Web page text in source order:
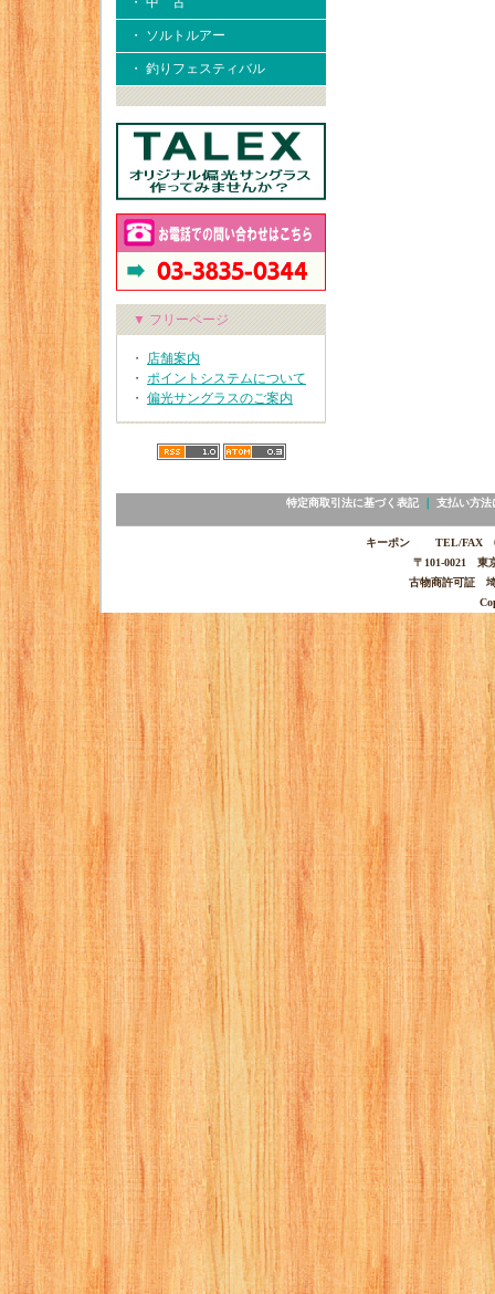
・ ソルトルアー
・ 釣りフェスティバル
▼ フリーページ
・ 店舗案内
・ ポイントシステムについて
・ 偏光サングラスのご案内
特定商取引法に基づく表記｜ 支払い方法
キーポン TEL/FAX
〒101-0021 東
古物商許可証